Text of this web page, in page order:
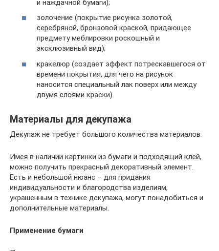
и наждачной бумаги);
золочение (покрытие рисунка золотой,
серебряной, бронзовой краской, придающее
предмету меблировки роскошный и
эксклюзивный вид);
кракелюр (создает эффект потрескавшегося от
времени покрытия, для чего на рисунок
наносится специальный лак поверх или между
двумя слоями краски).
Материалы для декупажа
Декупаж не требует большого количества материалов.
Имея в наличии картинки из бумаги и подходящий клей,
можно получить прекрасный декоративный элемент.
Есть и небольшой нюанс – для придания
индивидуальности и благородства изделиям,
украшенным в технике декупажа, могут понадобиться и
дополнительные материалы.
Применение бумаги